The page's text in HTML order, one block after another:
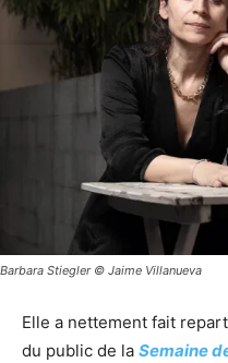
Barbara Stiegler © Jaime Villanueva
Elle a nettement fait
du public de la Semaine